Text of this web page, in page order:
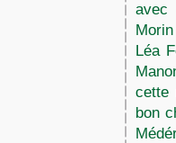
avec
Léa
cette
bon